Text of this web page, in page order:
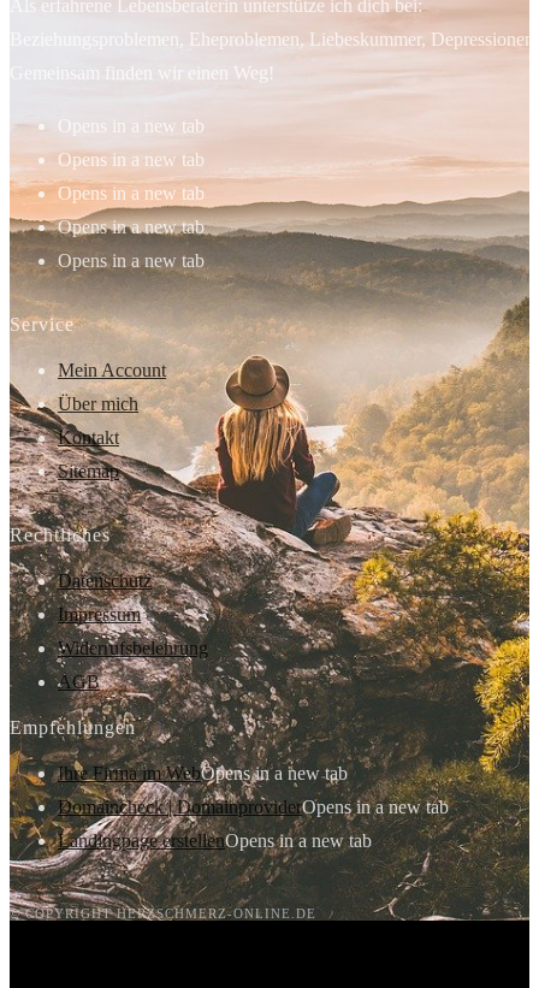
Als erfahrene Lebensberaterin unterstütze ich dich bei:
Beziehungsproblemen, Eheproblemen, Liebeskummer,
Gemeinsam finden wir einen Weg!
Opens in a new tab
Opens in a new tab
Opens in a new tab
Opens in a new tab
Opens in a new tab
Service
Mein Account
Über mich
Kontakt
Sitemap
Rechtliches
Datenschutz
Impressum
Widerrufsbelehrung
AGB
Empfehlungen
Ihre Firma im WebOpens in a new tab
Domaincheck | DomainproviderOpens in a new tab
Landingpage erstellenOpens in a new tab
© COPYRIGHT HERZSCHMERZ-ONLINE.DE